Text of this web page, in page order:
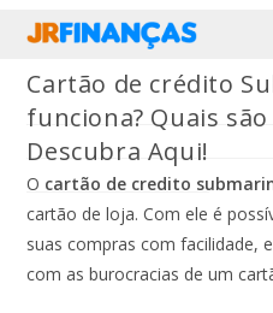
conteúdo
Cartão de crédito
funciona? Quais
Descubra Aqui!
O cartão de credito
cartão de loja. Com ele é
suas compras com facilidade,
com as burocracias de um